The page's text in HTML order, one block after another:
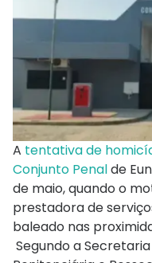
A tentativa de
Conjunto Penalde
de maio, quando o
prestadora de
baleado nas
Segundo a